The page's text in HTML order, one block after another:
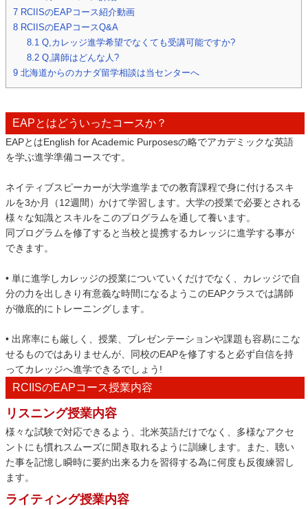
7 RCIISのEAPコース紹介動画
8 RCIISのEAPコースQ&A
8.1 Q,カレッジ進学希望でなくても受講可能ですか?
8.2 Q,講師はどんな人?
9 北海道からのカナダ留学相談は当センターへ
EAPとはどういったコースか？
EAPとはEnglish for Academic Purposesの略でアカデミックな英語
を学ぶ進学準備コースです。
ネイティブスピーカーが大学進学までの教育課程で身に付けるスキ
ルを3か月（12週間）かけて学習します。大学の授業で必要とされる
様々な知識とスキルをこのプログラムを通して養います。
同プログラムを修了すると当校と提携するカレッジに進学する事が
できます。
• 単に進学しカレッジの授業についていくだけでなく、カレッジで自
分の力を出しきり有意義な時間になるようこのEAPクラスでは講師
が徹底的にトレーニングします。
• 出席率にも厳しく、授業、プレゼンテーションや課題も容易にこな
せるものではありませんが、同校のEAPを修了すると必ず自信を持
ってカレッジへ進学できるでしょう!
RCIISのEAPコース授業内容
リスニング授業内容
様々な試験で対応できるよう、北米英語だけでなく、多様なアクセ
ントにも慣れスムーズに聞き取れるように訓練します。また、聴い
た事を記憶し瞬時に要約出来る力を習得する為に何度も反復練習し
ます。
ライティング授業内容